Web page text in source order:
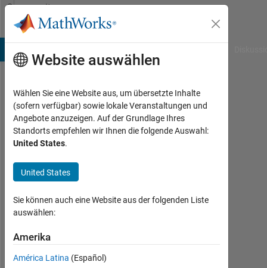
Weiter zum Inhalt
Community
Profile
Saman
Last
seen:
mehr
als
ein
vor
0
Following:
Website auswählen
Wählen Sie eine Website aus, um übersetzte Inhalte
(sofern verfügbar) sowie lokale Veranstaltungen und
Angebote anzuzeigen. Auf der Grundlage Ihres
Standorts empfehlen wir Ihnen die folgende Auswahl:
United States.
United States
Sie können auch eine Website aus der folgenden Liste
auswählen:
Amerika
América Latina (Español)